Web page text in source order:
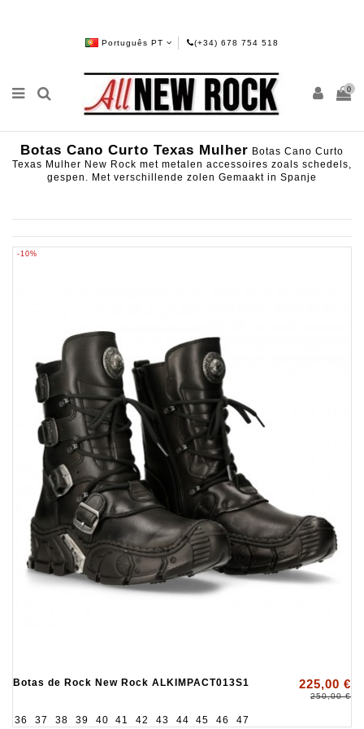
Português PT (+34) 678 754 518
0
Botas Cano Curto Texas Mulher Botas Cano Curto
Texas Mulher New Rock met metalen accessoires zoals schedels,
gespen. Met verschillende zolen Gemaakt in Spanje
-10%
Botas de Rock New Rock ALKIMPACT013S1 225,00 €
250,00 €
36 37 38 39 40 41 42 43 44 45 46 47